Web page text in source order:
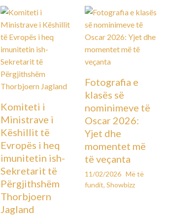
Komiteti i
Ministrave i
Këshillit të
Evropës i heq
imunitetin ish-
Sekretarit të
Përgjithshëm
Thorbjoern
Jagland
Fotografia e
klasës së
nominimeve të
Oscar 2026:
Yjet dhe
momentet më
të veçanta
11/02/2026 Më të
fundit,Showbizz